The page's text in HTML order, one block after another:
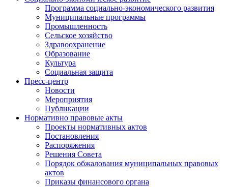
Программа социально-экономического развития
Муниципальные программы
Промышленность
Сельское хозяйство
Здравоохранение
Образование
Культура
Социальная защита
Пресс-центр
Новости
Мероприятия
Публикации
Нормативно правовые акты
Проекты нормативных актов
Постановления
Распоряжения
Решения Совета
Порядок обжалования муниципальных правовых
актов
Приказы финансового органа